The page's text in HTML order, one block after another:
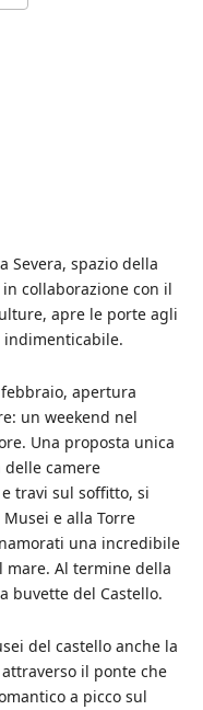
Severa, spazio della
in collaborazione con il
apre le porte agli
indimenticabile.
apertura
un weekend nel
Una proposta unica
camere
travi sul soffitto, si
e alla Torre
una incredibile
mare. Al termine della
buvette del Castello.
del castello anche la
il ponte che
a picco sul